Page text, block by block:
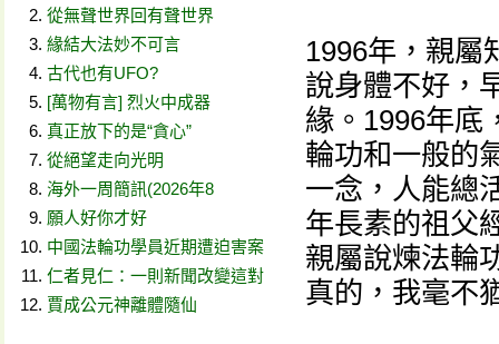
從無聲世界回有聲世界
緣結大法妙不可言
古代也有UFO?
[萬物有言] 烈火中成器
真正放下的是“貪心”
從絕望走向光明
海外一周簡訊(2026年8
願人好你才好
中國法輪功學員近期遭迫害案
仁者見仁：一則新聞改變這對
賈成公元神離體隨仙
1996年，親屬
說身體不好，
緣。1996年底
輪功和一般的
一念，人能總
年長素的祖父
親屬說煉法輪
真的，我毫不